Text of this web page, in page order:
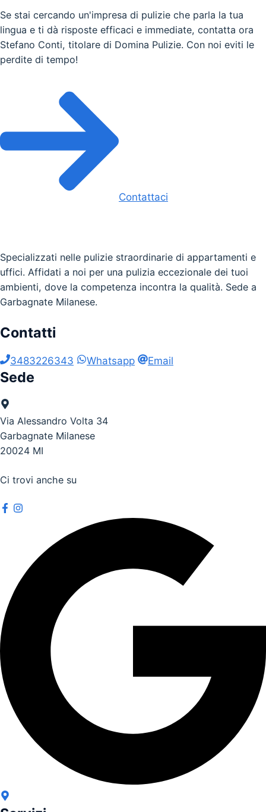
Se stai cercando un'impresa di pulizie che parla la tua
lingua e ti dà risposte efficaci e immediate, contatta ora
Stefano Conti, titolare di Domina Pulizie. Con noi eviti le
perdite di tempo!
Contattaci
Specializzati nelle pulizie straordinarie di appartamenti e
uffici. Affidati a noi per una pulizia eccezionale dei tuoi
ambienti, dove la competenza incontra la qualità. Sede a
Garbagnate Milanese.
Contatti
3483226343 Whatsapp Email
Sede
Via Alessandro Volta 34
Garbagnate Milanese
20024 MI
Ci trovi anche su